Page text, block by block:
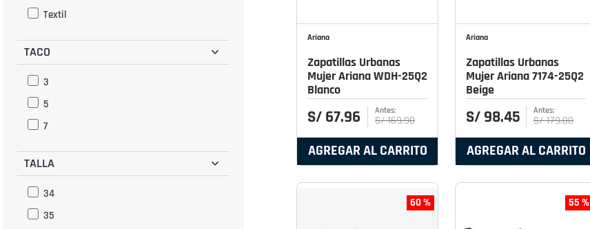
Textil
TACO
3
5
7
TALLA
34
35
Ariana
Zapatillas Urbanas
Mujer Ariana WDH-25Q2
Blanco
S/ 67.96 S/169.90
AGREGAR AL CARRITO
Ariana
Zapatillas Urbanas
Mujer Ariana 7174-25Q2
Beige
S/ 98.45 S/179.00
AGREGAR AL CARRITO
60 % 55 %